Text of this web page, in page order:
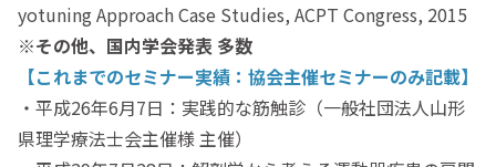
yotuning Approach Case Studies, ACPT Congress, 2015
※その他、国内学会発表 多数
【これまでのセミナー実績：協会主催セミナーのみ記載】
・平成26年6月7日：実践的な筋触診（一般社団法人山形
県理学療法士会主催様 主催）